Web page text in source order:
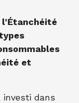
l'Étanchéité
et
investi dans